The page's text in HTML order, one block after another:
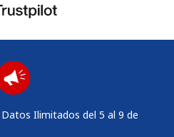
sitio web, estoy de acuerdo con
Ilimitados del 5 al 9 de